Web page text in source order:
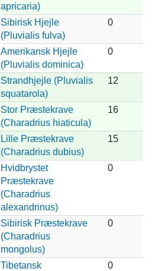
apricaria)
Sibirisk Hjejle
(Pluvialis fulva)
0
Amerikansk Hjejle
(Pluvialis dominica)
0
Strandhjejle (Pluvialis
squatarola)
12
Stor Præstekrave
(Charadrius hiaticula)
16
Lille Præstekrave
(Charadrius dubius)
15
Hvidbrystet
Præstekrave
(Charadrius
alexandrinus)
0
Sibirisk Præstekrave
(Charadrius
mongolus)
0
Tibetansk
0